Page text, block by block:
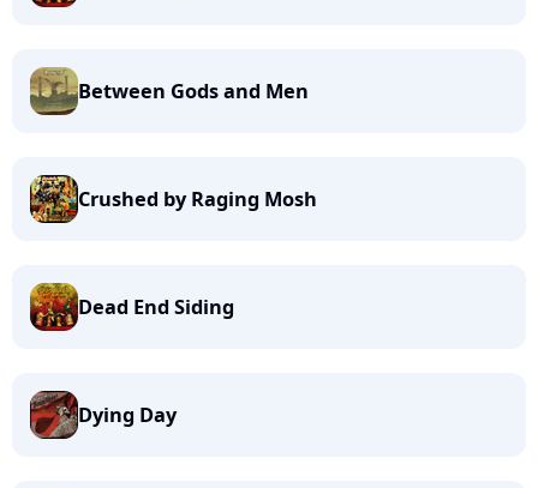
Between Gods and Men
Crushed by Raging Mosh
Dead End Siding
Dying Day